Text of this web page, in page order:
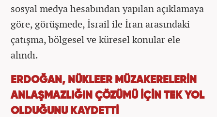
sosyal medya hesabından yapılan açıklamaya
göre, görüşmede, İsrail ile İran arasındaki
çatışma, bölgesel ve küresel konular ele
alındı.
ERDOĞAN, NÜKLEER MÜZAKERELERİN
ANLAŞMAZLIĞIN ÇÖZÜMÜ İÇİN TEK YOL
OLDUĞUNU KAYDETTİ